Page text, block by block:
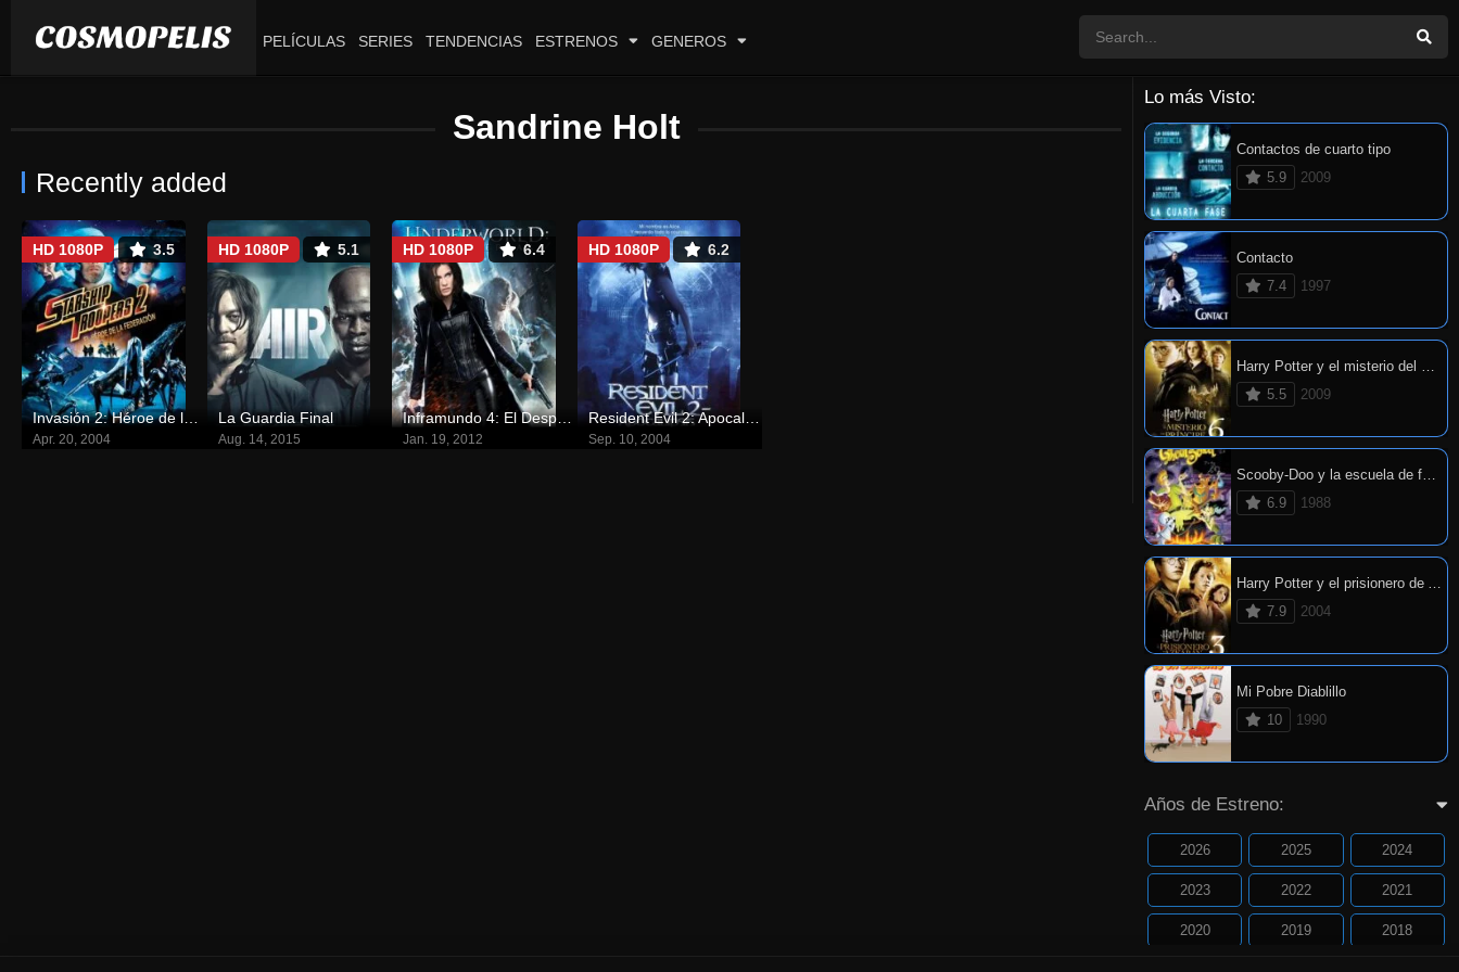
PELÍCULAS SERIES TENDENCIAS ESTRENOS GENEROS
Sandrine Holt
Recently added
3.5
HD 1080P
Apr. 20, 2004
5.1
HD 1080P
La Guardia Final
Aug. 14, 2015
6.4
HD 1080P
Jan. 19, 2012
6.2
HD 1080P
Resident Evil 2: Apocalipsis
Sep. 10, 2004
Lo más Visto:
Contactos de cuarto tipo
5.9
2009
Contacto
7.4
1997
Harry Potter y el misterio del príncipe
5.5
2009
Scooby-Doo y la escuela de fantasmas
6.9
1988
Harry Potter y el prisionero de Azkaban
7.9
2004
Mi Pobre Diablillo
10
1990
Años de Estreno:
2026 2025 2024
2023 2022 2021
2020 2019 2018